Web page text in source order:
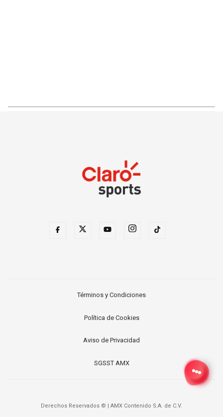
Términos y Condiciones
Política de Cookies
Aviso de Privacidad
SGSST AMX
Derechos Reservados © AMX Contenido S.A. de C.V.